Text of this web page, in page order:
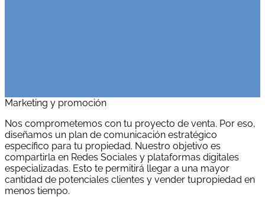
Marketing y promoción
Nos comprometemos con tu proyecto de venta. Por eso,
diseñamos un plan de comunicación estratégico
específico para tu propiedad. Nuestro objetivo es
compartirla en Redes Sociales y plataformas digitales
especializadas. Esto te permitirá llegar a una mayor
cantidad de potenciales clientes y vender tupropiedad en
menos tiempo.